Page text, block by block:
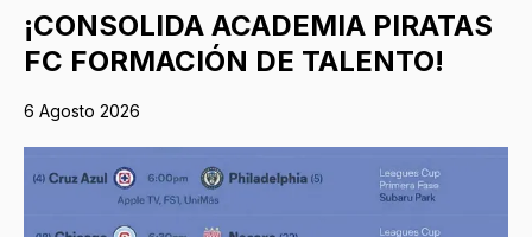
¡CONSOLIDA ACADEMIA PIRATAS
FC FORMACIÓN DE TALENTO!
6 Agosto 2026